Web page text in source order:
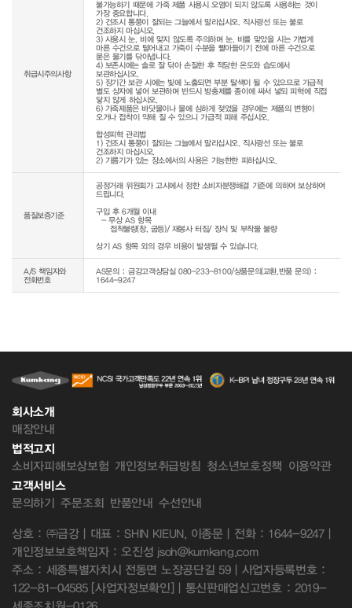
취급시주의사항
불가능하기 때문에 가죽 제품 사용시 오염이 되지 않도록 사용하는 것이
가장 중요합니다.
2) 건조시 통풍이 잘되는 그늘에서 말리십시오. 직사광선 또는 불로
건조하지 마십시오.
3) 사용시 눈, 비에 맞지 않도록 주의하며 눈, 비를 맞았을 시는 가볍게
마른 수건으로 털어내고 가죽이 수분을 빨아들이기 전에 마른 수건으로
묻은 물기를 닦아냅니다.
4) 보존시에는 솔로 잘 닦아 손질한 후 적당한 온도와 습도에서
보관하십시오.
5) 장기간 보관 시에는 빛에 노출되면 부분 탈색이 될 수 있으므로 가급적
별도 상자에 넣어 보관하며 반드시 방충제를 종이에 싸서 넣되 피혁에 직접
닿지 않게 하십시오.
6) 가죽제품은 바닷물이나 물에 심하게 젖었을 경우에는 제품의 변형이
오거나 접착이 약해 질 수 있으니 가급적 피해 주십시오.
합성피혁 관리법
1) 건조시 통풍이 잘되는 그늘에서 말리십시오. 직사광선 또는 불로
건조하지 마십시오.
품질보증기준
공정거래 위원회가 고시에서 정한 소비자분쟁해결 기준에 의하여 보상하여
드립니다.
구입 후 6개월 이내
  - 무상 AS 항목
상기 AS 항목 외의 경우 비용이 발생될 수 있습니다.
A/S 책임자와
전화번호
AS문의 : 금강고객상담실 080-233-8100/상품문의(교환,반품 문의) :
1644-9247
회사소개
매장안내
법적고지
소비자피해보상보험 개인정보취급방침 청소년보호정책 이용약관
고객서비스
문의하기 주문조회 반품안내 수선안내
상호 : ㈜금강 | 대표 : SHIN KIEUN, 이종문 | 전화 : 1644-9247 |
개인정보보호책임자 : 오진성 jsoh@kumkang.com
주소 : 세종특별자치시 전동면 노장공단길 59 | 사업자등록번호 :
122-81-04585 [사업자정보확인] | 통신판매업신고번호 : 2019-